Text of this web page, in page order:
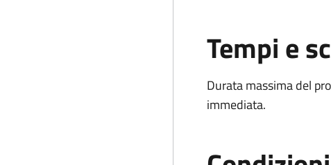
Tempi e
Durata massima del
immediata.